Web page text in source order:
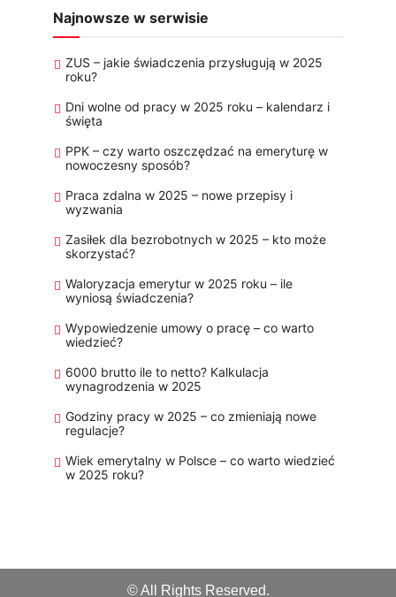
Najnowsze w serwisie
ZUS – jakie świadczenia przysługują w 2025
roku?
Dni wolne od pracy w 2025 roku – kalendarz i
święta
PPK – czy warto oszczędzać na emeryturę w
nowoczesny sposób?
Praca zdalna w 2025 – nowe przepisy i
wyzwania
Zasiłek dla bezrobotnych w 2025 – kto może
skorzystać?
Waloryzacja emerytur w 2025 roku – ile
wyniosą świadczenia?
Wypowiedzenie umowy o pracę – co warto
wiedzieć?
6000 brutto ile to netto? Kalkulacja
wynagrodzenia w 2025
Godziny pracy w 2025 – co zmieniają nowe
regulacje?
Wiek emerytalny w Polsce – co warto wiedzieć
w 2025 roku?
© All Rights Reserved.